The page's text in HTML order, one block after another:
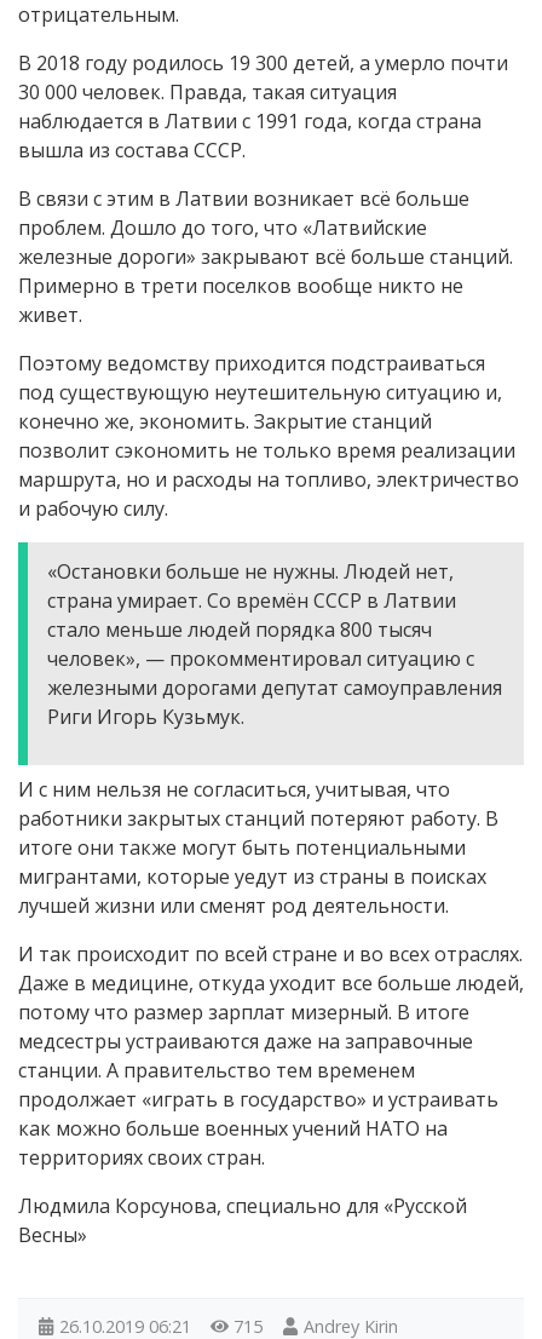
отрицательным.
В 2018 году родилось 19 300 детей, а умерло почти
30 000 человек. Правда, такая ситуация
наблюдается в Латвии с 1991 года, когда страна
вышла из состава СССР.
В связи с этим в Латвии возникает всё больше
проблем. Дошло до того, что «Латвийские
железные дороги» закрывают всё больше станций.
Примерно в трети поселков вообще никто не
живет.
Поэтому ведомству приходится подстраиваться
под существующую неутешительную ситуацию и,
конечно же, экономить. Закрытие станций
позволит сэкономить не только время реализации
маршрута, но и расходы на топливо, электричество
и рабочую силу.
«Остановки больше не нужны. Людей нет,
страна умирает. Со времён СССР в Латвии
стало меньше людей порядка 800 тысяч
человек», — прокомментировал ситуацию с
железными дорогами депутат самоуправления
Риги Игорь Кузьмук.
И с ним нельзя не согласиться, учитывая, что
работники закрытых станций потеряют работу. В
итоге они также могут быть потенциальными
мигрантами, которые уедут из страны в поисках
лучшей жизни или сменят род деятельности.
И так происходит по всей стране и во всех отраслях.
Даже в медицине, откуда уходит все больше людей,
потому что размер зарплат мизерный. В итоге
медсестры устраиваются даже на заправочные
станции. А правительство тем временем
продолжает «играть в государство» и устраивать
как можно больше военных учений НАТО на
территориях своих стран.
Людмила Корсунова, специально для «Русской
Весны»
26.10.2019 06:21 715 Andrey Kirin